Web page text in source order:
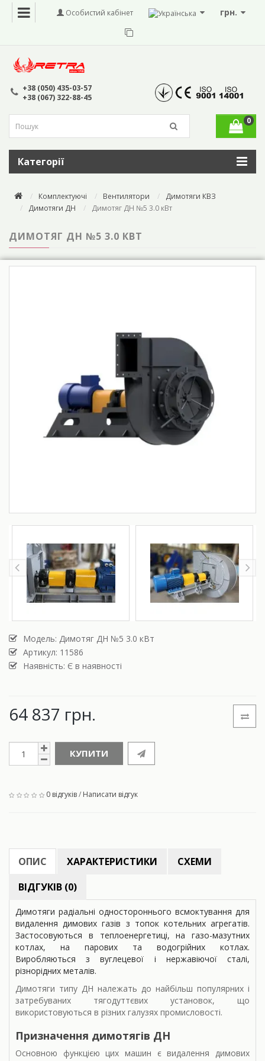
грн.
Особистий кабінет
+38 (050) 435-03-57
+38 (067) 322-88-45
0
Категорії
Комплектуючі Вентилятори
Димотяги КВЗ
Димотяги ДН
Димотяг ДН №5 3.0 кВт
ДИМОТЯГ ДН №5 3.0 КВТ
Модель: Димотяг ДН №5 3.0 кВт
Артикул: 11586
Наявність: Є в наявності
64 837 грн.
КУПИТИ
0 відгуків/ Написати відгук
ОПИС ХАРАКТЕРИСТИКИ
СХЕМИ
ВІДГУКІВ (0)
Димотяги радіальні одностороннього всмоктування для
видалення димових газів з топок котельних агрегатів.
Застосовуються в теплоенергетиці, на газо-мазутних
котлах, на парових та водогрійних котлах.
Виробляються з вуглецевої і нержавіючої сталі,
різнорідних металів.
Димотяги типу ДН належать до найбільш популярних і
затребуваних тягодуттєвих установок, що
використовуються в різних галузях промисловості.
Призначення димотягів ДН
Основною функцією цих машин є видалення димових